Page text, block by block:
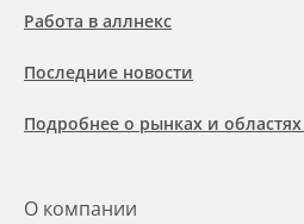
Работа в аллнекс
Последние новости
Подробнее о рынках и
О компании